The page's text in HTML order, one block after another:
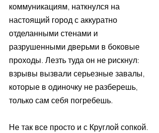
коммуникациям, наткнулся на
настоящий город с аккуратно
отделанными стенами и
разрушенными дверьми в боковые
проходы. Лезть туда он не рискнул:
взрывы вызвали серьезные завалы,
которые в одиночку не разберешь,
только сам себя погребешь.
Не так все просто и с Круглой сопкой.